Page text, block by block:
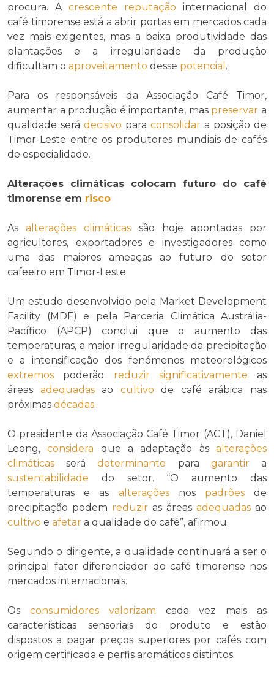
procura. A crescente reputação internacional do
café timorense está a abrir portas em mercados cada
vez mais exigentes, mas a baixa produtividade das
plantações e a irregularidade da produção
dificultam o aproveitamento desse potencial .
Para os responsáveis da Associação Café Timor,
aumentar a produção é importante, mas preservar a
qualidade será decisivo para consolidar a posição de
Timor-Leste entre os produtores mundiais de cafés
de especialidade.
Alterações climáticas colocam futuro do café
timorense em risco
Asalterações climáticas são hoje apontadas por
agricultores, exportadores e investigadores como
uma das maiores ameaças ao futuro do setor
cafeeiro em Timor-Leste.
Um estudo desenvolvido pela Market Development
Facility (MDF) e pela Parceria Climática Austrália-
Pacífico (APCP) conclui que o aumento das
temperaturas, a maior irregularidade da precipitação
e a intensificação dos fenómenos meteorológicos
extremos poderão reduzir significativamente as
áreas adequadasao cultivo de café arábica nas
próximas décadas.
O presidente da Associação Café Timor (ACT), Daniel
Leong,considera que a adaptação àsalterações
climáticas serádeterminante para garantira
sustentabilidade do setor. “O aumento das
temperaturas e as alteraçõesnos padrõesde
precipitação podem reduzir as áreas adequadas ao
cultivo e afetar a qualidade do café”, afirmou.
Segundo o dirigente, a qualidade continuará a ser o
principal fator diferenciador do café timorense nos
mercados internacionais.
Os consumidores valorizam cada vez mais as
características sensoriais do produto e estão
dispostos a pagar preços superiores por cafés com
origem certificada e perfis aromáticos distintos.